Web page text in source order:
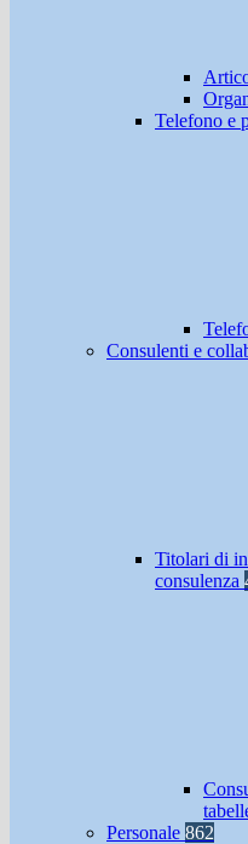
Telefono e
Consulenti e
Titolari di
consulenza
Personale 862